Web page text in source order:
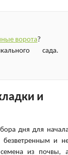
ворота?
сада.
и
дня для
и
из почвы,